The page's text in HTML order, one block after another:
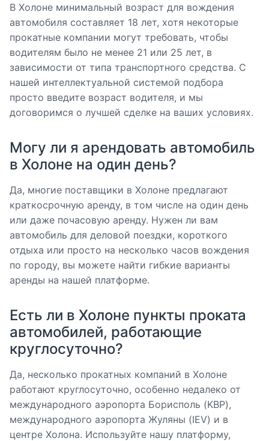
В Холоне минимальный возраст для вождения
автомобиля составляет 18 лет, хотя некоторые
прокатные компании могут требовать, чтобы
водителям было не менее 21 или 25 лет, в
зависимости от типа транспортного средства. С
нашей интеллектуальной системой подбора
просто введите возраст водителя, и мы
договоримся о лучшей сделке на ваших условиях.
Могу ли я арендовать автомобиль
в Холоне на один день?
Да, многие поставщики в Холоне предлагают
краткосрочную аренду, в том числе на один день
или даже почасовую аренду. Нужен ли вам
автомобиль для деловой поездки, короткого
отдыха или просто на несколько часов вождения
по городу, вы можете найти гибкие варианты
аренды на нашей платформе.
Есть ли в Холоне пункты проката
автомобилей, работающие
круглосуточно?
Да, несколько прокатных компаний в Холоне
работают круглосуточно, особенно недалеко от
международного аэропорта Борисполь (KBP),
международного аэропорта Жуляны (IEV) и в
центре Холона. Используйте нашу платформу,